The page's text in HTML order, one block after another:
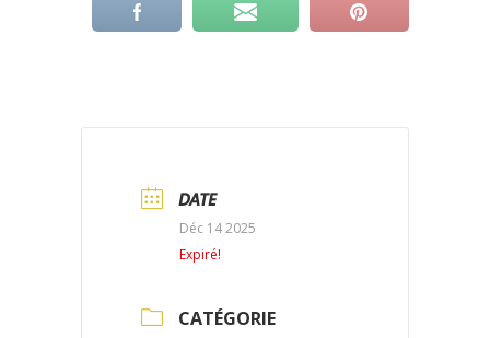
DATE
Déc 14 2025
Expiré!
CATÉGORIE